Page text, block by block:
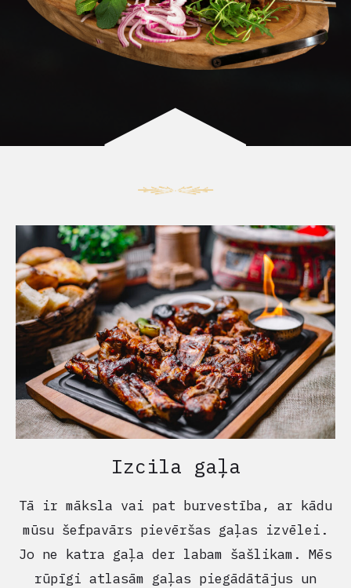
Izcila gaļa
Tā ir māksla vai pat burvestība, ar kādu
mūsu šefpavārs pievēršas gaļas izvēlei.
Jo ne katra gaļa der labam šašlikam. Mēs
rūpīgi atlasām gaļas piegādātājus un